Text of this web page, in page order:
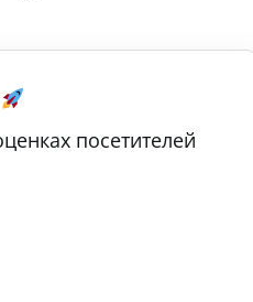
посетителей